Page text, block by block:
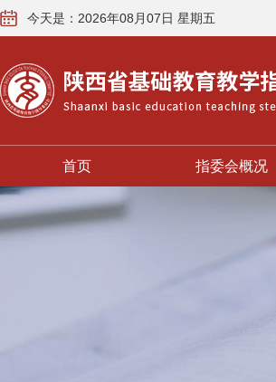
今天是：2026年08月07日 星期五
首页 指委会概况